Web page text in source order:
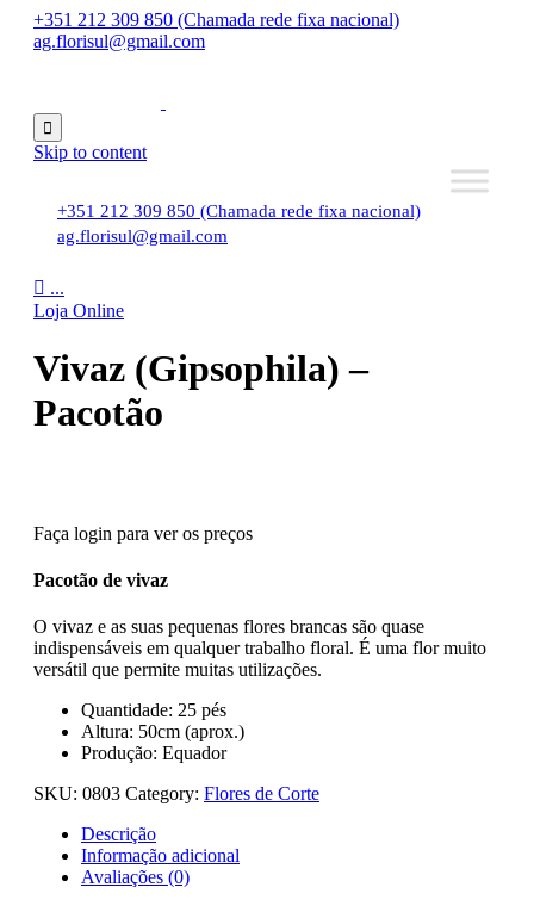
+351 212 309 850 (Chamada rede fixa nacional)
ag.florisul@gmail.com

Skip to content
+351 212 309 850 (Chamada rede fixa nacional)
ag.florisul@gmail.com
 ...
Loja Online
Vivaz (Gipsophila) –
Pacotão
Faça login para ver os preços
Pacotão de vivaz
O vivaz e as suas pequenas flores brancas são quase
indispensáveis em qualquer trabalho floral. É uma flor muito
versátil que permite muitas utilizações.
Quantidade: 25 pés
Altura: 50cm (aprox.)
Produção: Equador
SKU: 0803 Category: Flores de Corte
Descrição
Informação adicional
Avaliações (0)